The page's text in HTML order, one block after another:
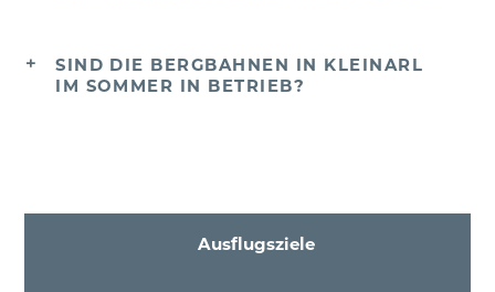
SIND DIE BERGBAHNEN IN KLEINARL
IM SOMMER IN BETRIEB?
Ausflugsziele